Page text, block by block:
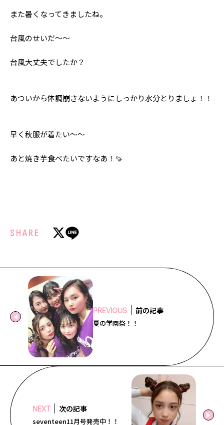
また暑くなってきましたね。
台風のせいだ〜〜
台風大丈夫でしたか？
あついから体調崩さないようにしっかり水分とりましょ！！
早く秋服が着たい〜〜
あと焼き芋食べたいですなあ！🍠
SHARE
PREVIOUS 前の記事
夏の学園祭！！
NEXT 次の記事
seventeen11月号発売中！！